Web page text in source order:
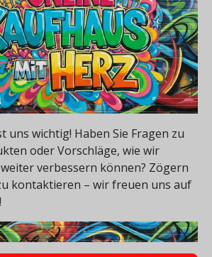
uns wichtig! Haben Sie Fragen zu
oder Vorschläge, wie wir
verbessern können? Zögern
kontaktieren – wir freuen uns auf